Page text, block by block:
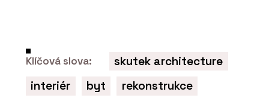
Klíčová slova:
skutek architecture
interiér
byt
rekonstrukce